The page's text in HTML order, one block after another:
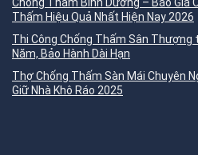
Thấm Hiệu Quả Nhất Hiện Nay 2026
Thi Công Chống Thấm Sân Thượng
Năm, Bảo Hành Dài Hạn
Thợ Chống Thấm Sàn Mái Chuyên
Giữ Nhà Khô Ráo 2025